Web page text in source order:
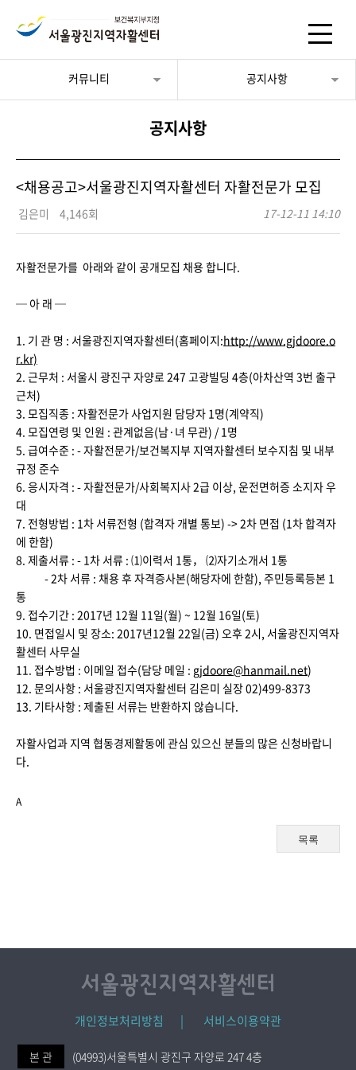
커뮤니티 공지사항
공지사항
<채용공고>서울광진지역자활센터 자활전문가 모집
김은미 4,146회 17-12-11 14:10
자활전문가를 아래와 같이 공개모집 채용 합니다.
─ 아 래 ─
1. 기 관 명 : 서울광진지역자활센터(홈페이지:http://www.gjdoore.o
r.kr)
2. 근무처 : 서울시 광진구 자양로 247 고광빌딩 4층(아차산역 3번 출구
근처)
3. 모집직종 : 자활전문가 사업지원 담당자 1명(계약직)
4. 모집연령 및 인원 : 관계없음(남·녀 무관) / 1명
5. 급여수준 : - 자활전문가/보건복지부 지역자활센터 보수지침 및 내부
규정 준수
6. 응시자격 : - 자활전문가/사회복지사 2급 이상, 운전면허증 소지자 우
대
7. 전형방법 : 1차 서류전형 (합격자 개별 통보) -> 2차 면접 (1차 합격자
에 한함)
8. 제출서류 : - 1차 서류 : ⑴이력서 1통， ⑵자기소개서 1통
- 2차 서류 : 채용 후 자격증사본(해당자에 한함), 주민등록등본 1
통
9. 접수기간 : 2017년 12월 11일(월) ~ 12월 16일(토)
10. 면접일시 및 장소: 2017년12월 22일(금) 오후 2시, 서울광진지역자
활센터 사무실
11. 접수방법 : 이메일 접수(담당 메일 : gjdoore@hanmail.net)
12. 문의사항 : 서울광진지역자활센터 김은미 실장 02)499-8373
13. 기타사항 : 제출된 서류는 반환하지 않습니다.
자활사업과 지역 협동경제활동에 관심 있으신 분들의 많은 신청바랍니
다.
A
목록
개인정보처리방침 | 서비스이용약관
본 관 (04993)서울특별시 광진구 자양로 247 4층